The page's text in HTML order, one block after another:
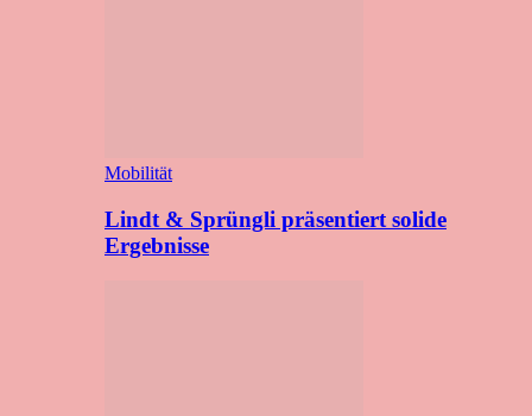
Mobilität
Lindt & Sprüngli präsentiert solide
Ergebnisse